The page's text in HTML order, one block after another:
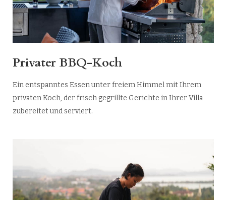
Privater BBQ-Koch
Ein entspanntes Essen unter freiem Himmel mit Ihrem
privaten Koch, der frisch gegrillte Gerichte in Ihrer Villa
zubereitet und serviert.